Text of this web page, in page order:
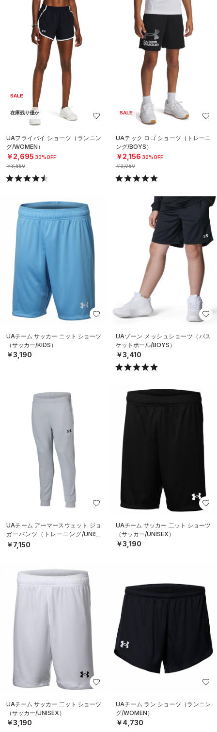
SALE
在庫残り僅か
UAフライバイ ショーツ（ランニン
グ/WOMEN）
￥2,695 30%OFF
￥3,850
SALE
UAテック ロゴ ショーツ（トレーニ
ング/BOYS）
￥2,156 30%OFF
￥3,080
UAチーム サッカー ニット ショーツ
（サッカー/KIDS）
￥3,190
UAゾーン メッシュショーツ（バス
ケットボール/BOYS）
￥3,410
UAチーム アーマースウェット ジョ
ガーパンツ（トレーニング/UNISE
X）
￥7,150
UAチーム サッカー 二ット ショーツ
（サッカー/UNISEX）
￥3,190
UAチーム サッカー 二ット ショーツ
（サッカー/UNISEX）
￥3,190
UAチーム ラン ショーツ（ランニン
グ/WOMEN）
￥4,730